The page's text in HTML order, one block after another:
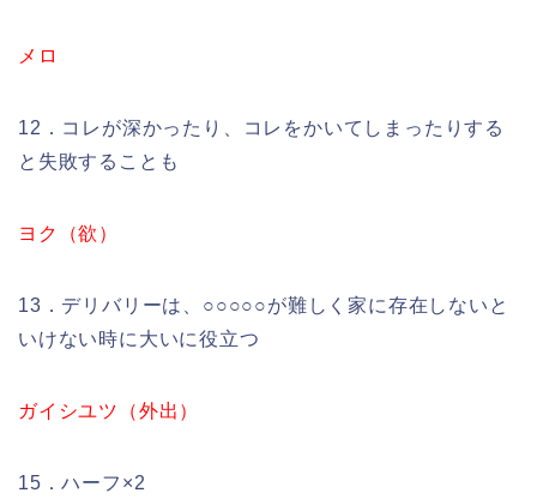
メロ
12．コレが深かったり、コレをかいてしまったりする
と失敗することも
ヨク（欲）
13．デリバリーは、○○○○○が難しく家に存在しないと
いけない時に大いに役立つ
ガイシユツ（外出）
15．ハーフ×2